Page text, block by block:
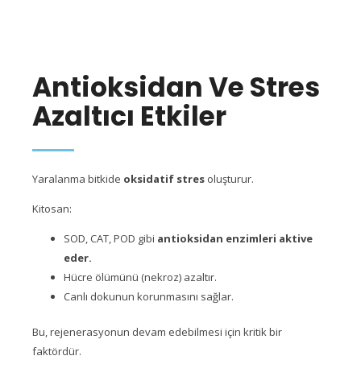
Antioksidan Ve Stres
Azaltıcı Etkiler
Yaralanma bitkide oksidatif stres oluşturur.
Kitosan:
SOD, CAT, POD gibi antioksidan enzimleri aktive
eder.
Hücre ölümünü (nekroz) azaltır.
Canlı dokunun korunmasını sağlar.
Bu, rejenerasyonun devam edebilmesi için kritik bir
faktördür.